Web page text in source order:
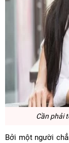
Cần phải
Bởi một người